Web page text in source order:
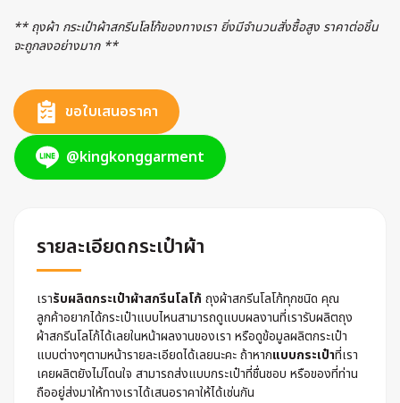
** ถุงผ้า กระเป๋าผ้าสกรีนโลโก้ของทางเรา ยิ่งมีจำนวนสั่งซื้อสูง ราคาต่อชิ้น
จะถูกลงอย่างมาก **
ขอใบเสนอราคา
@kingkonggarment
รายละเอียดกระเป๋าผ้า
เรารับผลิตกระเป๋าผ้าสกรีนโลโก้ ถุงผ้าสกรีนโลโก้ทุกชนิด คุณ
ลูกค้าอยากได้กระเป๋าแบบไหนสามารถดูแบบผลงานที่เรารับผลิตถุง
ผ้าสกรีนโลโก้ได้เลยในหน้าผลงานของเรา หรือดูข้อมูลผลิตกระเป๋า
แบบต่างๆตามหน้ารายละเอียดได้เลยนะคะ ถ้าหากแบบกระเป๋าที่เรา
เคยผลิตยังไม่โดนใจ สามารถส่งแบบกระเป๋าที่ชื่นชอบ หรือของที่ท่าน
ถืออยู่ส่งมาให้ทางเราได้เสนอราคาให้ได้เช่นกัน